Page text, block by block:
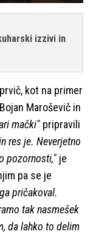
izzivi in
kot na primer
Maroševič in
mački" pripravili
res je. Neverjetno
pozornosti," je
pa se je
pričakoval.
tak nasmešek
da lahko to delim